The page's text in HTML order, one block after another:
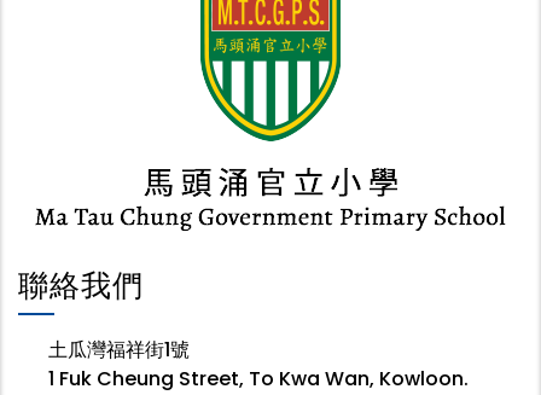
聯絡我們
土瓜灣福祥街1號
1 Fuk Cheung Street, To Kwa Wan, Kowloon.